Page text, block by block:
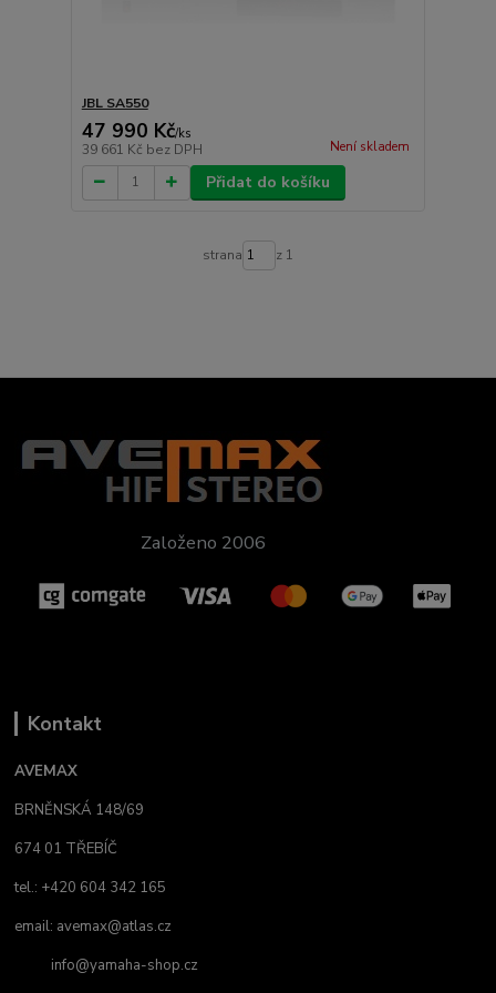
JBL SA550
47 990 Kč/ks
39 661 Kč bez DPH Není skladem
Přidat do košíku
strana z 1
Založeno 2006
Kontakt
AVEMAX
BRNĚNSKÁ 148/69
674 01 TŘEBÍČ
tel.: +420 604 342 165
email: avemax@atlas.cz
info@yamaha-shop.cz